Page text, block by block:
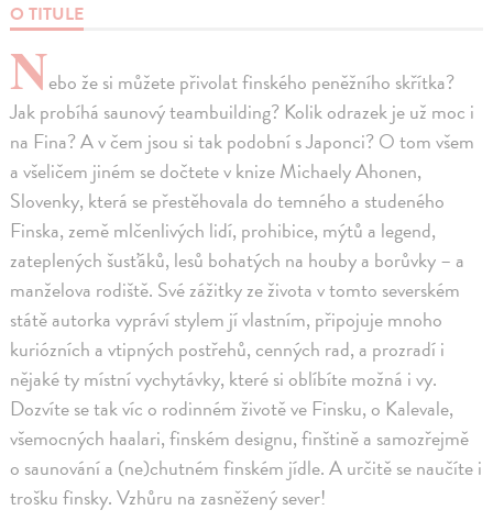
O TITULE
Nebo že si můžete přivolat finského peněžního skřítka?
Jak probíhá saunový teambuilding? Kolik odrazek je už moc i
na Fina? A v čem jsou si tak podobní s Japonci? O tom všem
a všeličem jiném se dočtete v knize Michaely Ahonen,
Slovenky, která se přestěhovala do temného a studeného
Finska, země mlčenlivých lidí, prohibice, mýtů a legend,
zateplených šusťáků, lesů bohatých na houby a borůvky – a
manželova rodiště. Své zážitky ze života v tomto severském
státě autorka vypráví stylem jí vlastním, připojuje mnoho
kuriózních a vtipných postřehů, cenných rad, a prozradí i
nějaké ty místní vychytávky, které si oblíbíte možná i vy.
Dozvíte se tak víc o rodinném životě ve Finsku, o Kalevale,
všemocných haalari, finském designu, finštině a samozřejmě
o saunování a (ne)chutném finském jídle. A určitě se naučíte i
trošku finsky. Vzhůru na zasněžený sever!